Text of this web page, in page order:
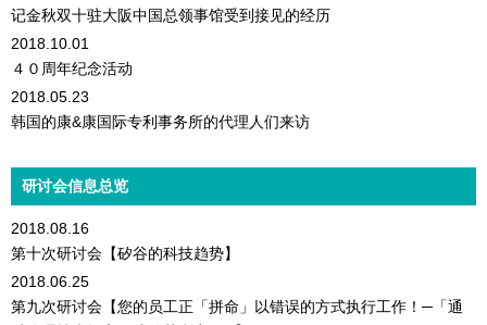
记金秋双十驻大阪中国总领事馆受到接见的经历
2018.10.01
４０周年纪念活动
2018.05.23
韩国的康&康国际专利事务所的代理人们来访
研讨会信息总览
2018.08.16
第十次研讨会【矽谷的科技趋势】
2018.06.25
第九次研讨会【您的员工正「拼命」以错误的方式执行工作！─「通